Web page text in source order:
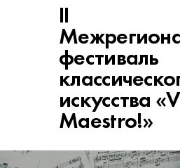
II
фестиваль
искусства
Maestro!»